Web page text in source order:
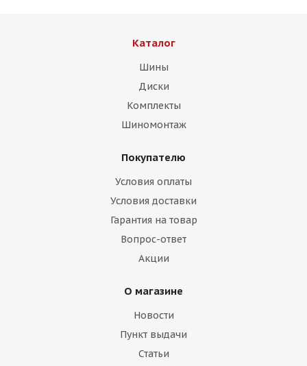
Каталог
Шины
Диски
Комплекты
Шиномонтаж
Покупателю
Условия оплаты
Условия доставки
Гарантия на товар
Вопрос-ответ
Акции
О магазине
Новости
Пункт выдачи
Статьи